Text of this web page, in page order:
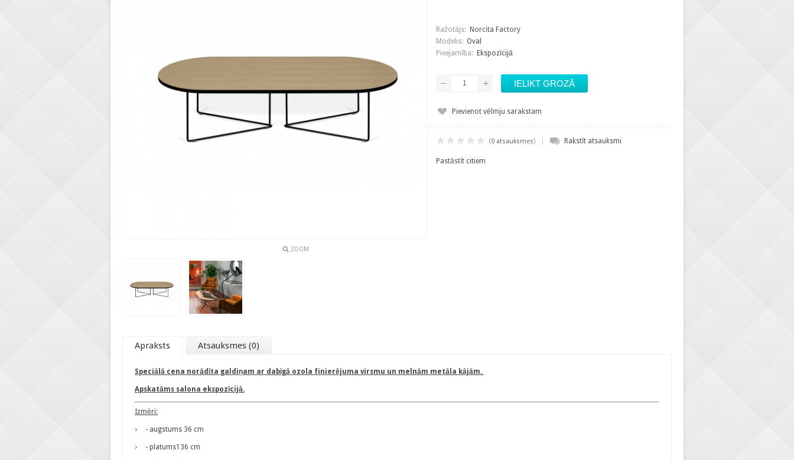
ZOOM
Ražotājs:
Norcita Factory
Modelis: Oval
Pieejamība: Ekspozīcijā
Pievienot vēlmju sarakstam
(0 atsauksmes) Rakstīt atsauksmi
Pastāstīt citiem
Apraksts Atsauksmes (0)
Speciālā cena norādīta galdiņam ar dabīgā ozola finierējuma virsmu un melnām metāla kājām.
Apskatāms salona ekspozīcijā.
Izmēri:
- augstums 36 cm
- platums136 cm